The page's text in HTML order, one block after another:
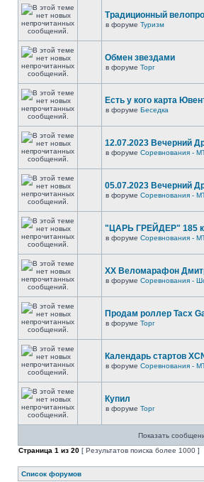
Традиционный
в форуме Туризм
Обмен звездами
в форуме Торг
Есть у кого карта
в форуме Беседка
12.07.2023 Вечерний
в форуме Соревнования -
05.07.2023 Вечерний
в форуме Соревнования -
"ЦАРЬ ГРЕЙДЕР" 185
в форуме Соревнования -
XX Веломарафон
в форуме Соревнования -
Продам роллер Tacx
в форуме Торг
Календарь стартов
в форуме Соревнования -
Купил
в форуме Торг
Показать
Страница 1 из 20 [ Результатов поиска более 1000 ]
Список форумов